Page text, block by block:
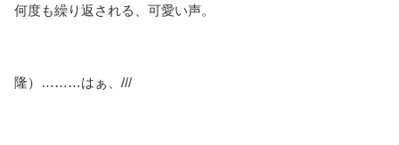
何度も繰り返される、可愛い声。
隆）………はぁ、///